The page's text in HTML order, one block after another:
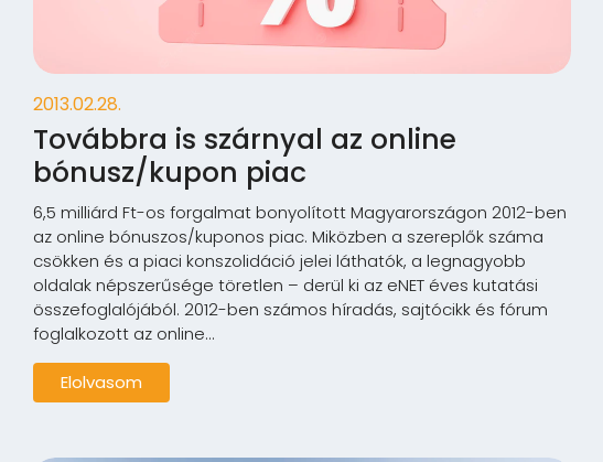
2013.02.28.
Továbbra is szárnyal az online
bónusz/kupon piac
6,5 milliárd Ft-os forgalmat bonyolított Magyarországon 2012-ben
az online bónuszos/kuponos piac. Miközben a szereplők száma
csökken és a piaci konszolidáció jelei láthatók, a legnagyobb
oldalak népszerűsége töretlen – derül ki az eNET éves kutatási
összefoglalójából. 2012-ben számos híradás, sajtócikk és fórum
foglalkozott az online...
Elolvasom